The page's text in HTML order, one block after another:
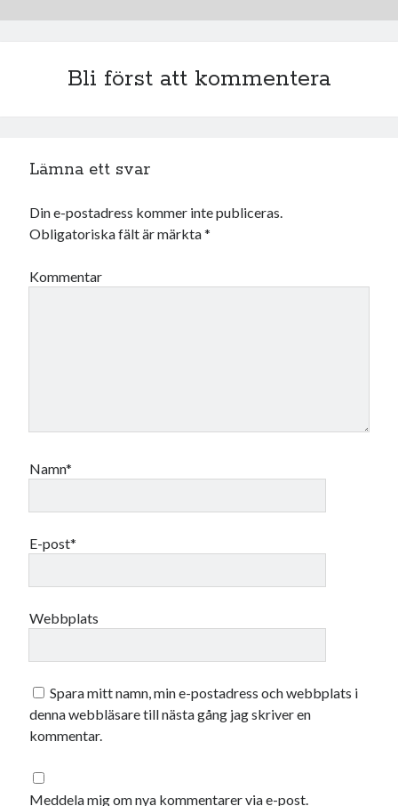
Bli först att kommentera
Lämna ett svar
Din e-postadress kommer inte publiceras.
Obligatoriska fält är märkta*
Kommentar
Namn*
E-post*
Webbplats
Spara mitt namn, min e-postadress och webbplats i
denna webbläsare till nästa gång jag skriver en
kommentar.
Meddela mig om nya kommentarer via e-post.